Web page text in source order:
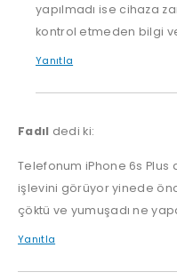
yapılmadı ise cihaza
kontrol etmeden bilgi
Yanıtla
Fadıl dedi ki:
Telefonum iPhone 6s
işlevini görüyor yinede
çöktü ve yumuşadı ne
Yanıtla